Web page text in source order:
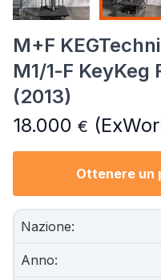
M+F
M1/1‑F
(2013)
18.000 €
Ottenere un
Nazione:
Anno: